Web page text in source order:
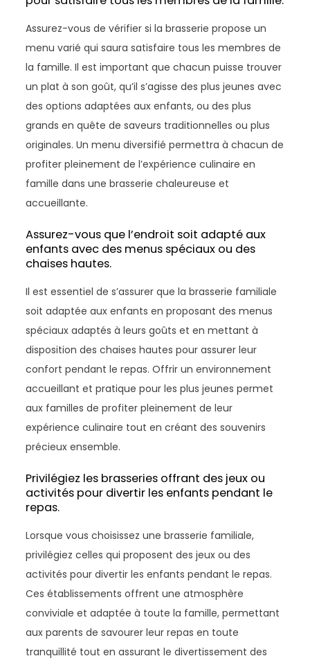
Assurez-vous de vérifier si la brasserie propose un
menu varié qui saura satisfaire tous les membres de
la famille. Il est important que chacun puisse trouver
un plat à son goût, qu’il s’agisse des plus jeunes avec
des options adaptées aux enfants, ou des plus
grands en quête de saveurs traditionnelles ou plus
originales. Un menu diversifié permettra à chacun de
profiter pleinement de l’expérience culinaire en
famille dans une brasserie chaleureuse et
accueillante.
Assurez-vous que l’endroit soit adapté aux
enfants avec des menus spéciaux ou des
chaises hautes.
Il est essentiel de s’assurer que la brasserie familiale
soit adaptée aux enfants en proposant des menus
spéciaux adaptés à leurs goûts et en mettant à
disposition des chaises hautes pour assurer leur
confort pendant le repas. Offrir un environnement
accueillant et pratique pour les plus jeunes permet
aux familles de profiter pleinement de leur
expérience culinaire tout en créant des souvenirs
précieux ensemble.
Privilégiez les brasseries offrant des jeux ou
activités pour divertir les enfants pendant le
repas.
Lorsque vous choisissez une brasserie familiale,
privilégiez celles qui proposent des jeux ou des
activités pour divertir les enfants pendant le repas.
Ces établissements offrent une atmosphère
conviviale et adaptée à toute la famille, permettant
aux parents de savourer leur repas en toute
tranquillité tout en assurant le divertissement des